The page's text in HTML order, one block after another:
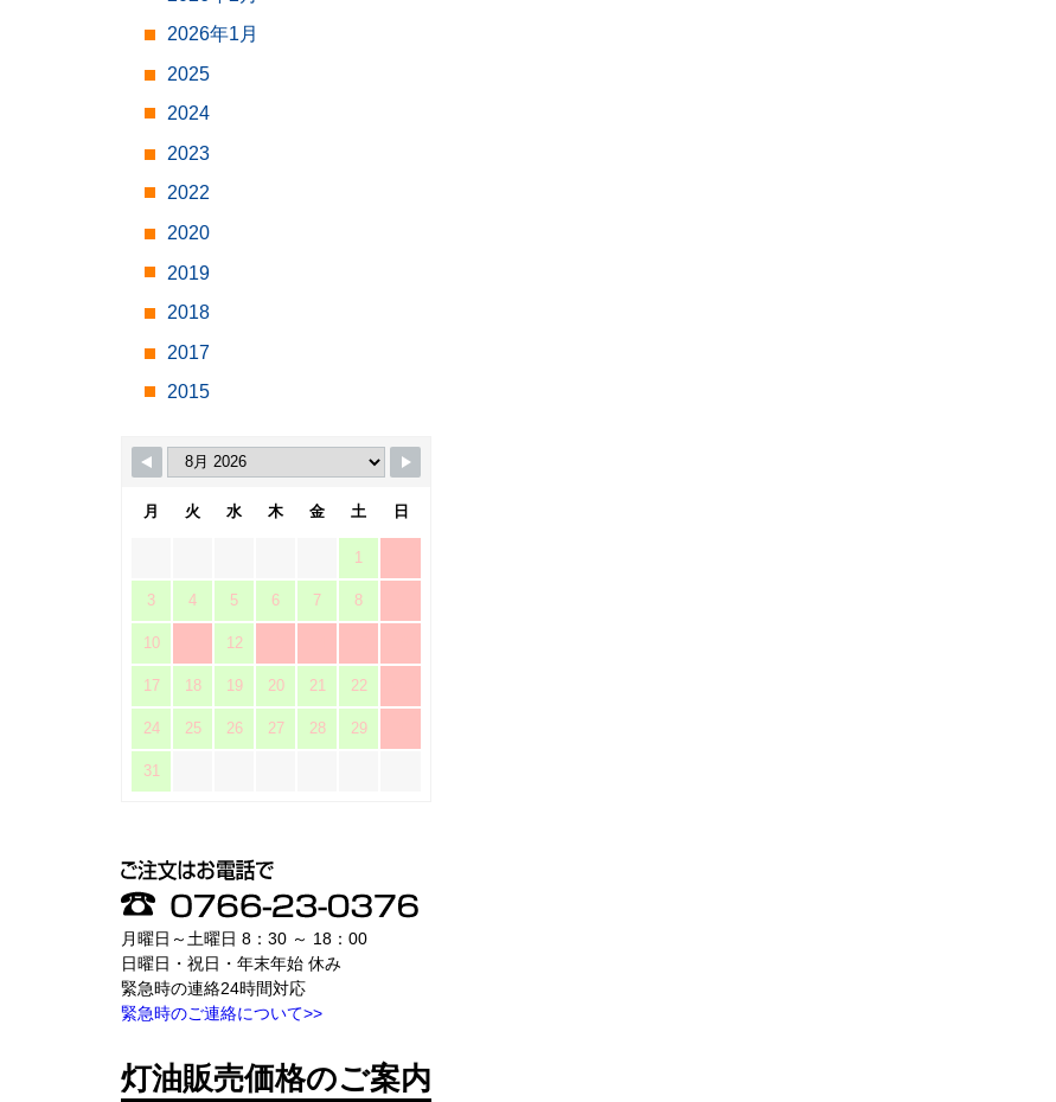
2026年1月
2025
2024
2023
2022
2020
2019
2018
2017
2015
月 火 水 木 金 土 日
1
3 4 5 6 7 8
10 12
17 18 19 20 21 22
24 25 26 27 28 29
31
月曜日～土曜日 8：30 ～ 18：00
日曜日・祝日・年末年始 休み
緊急時の連絡24時間対応
緊急時のご連絡について>>
灯油販売価格のご案内